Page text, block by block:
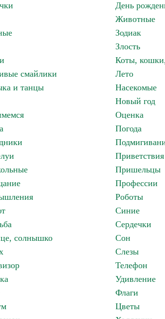
День
Животные
Зодиак
Злость
Коты,
смайлики
Лето
и танцы
Насекомые
Новый год
Оценка
Погода
Приветствия
Пришельцы
Профессии
Роботы
Синие
Сердечки
солнышко
Сон
Слезы
Телефон
Удивление
Флаги
Цветы